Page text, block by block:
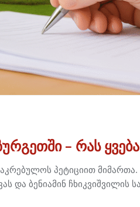
– რას
პეტიციით მიმართა.
და ბენიამინ ჩხიკვიშვილის